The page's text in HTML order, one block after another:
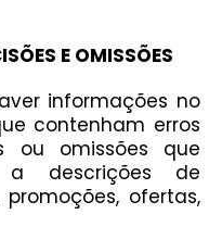
E OMISSÕES
informações no
contenham erros
ou omissões que
a descrições de
ofertas,